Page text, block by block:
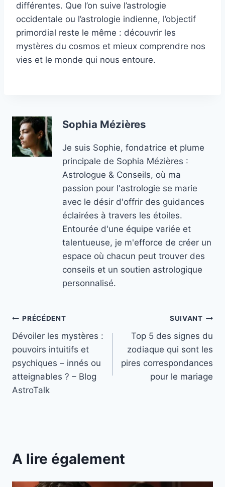
différentes. Que l’on suive l’astrologie
occidentale ou l’astrologie indienne, l’objectif
primordial reste le même : découvrir les
mystères du cosmos et mieux comprendre nos
vies et le monde qui nous entoure.
Sophia Mézières
Je suis Sophie, fondatrice et plume
principale de Sophia Mézières :
Astrologue & Conseils, où ma
passion pour l'astrologie se marie
avec le désir d'offrir des guidances
éclairées à travers les étoiles.
Entourée d'une équipe variée et
talentueuse, je m'efforce de créer un
espace où chacun peut trouver des
conseils et un soutien astrologique
personnalisé.
Navigation
de
l’article
PRÉCÉDENT
Dévoiler les mystères :
pouvoirs intuitifs et
psychiques – innés ou
atteignables ? – Blog
AstroTalk
SUIVANT
Top 5 des signes du
zodiaque qui sont les
pires correspondances
pour le mariage
A lire également